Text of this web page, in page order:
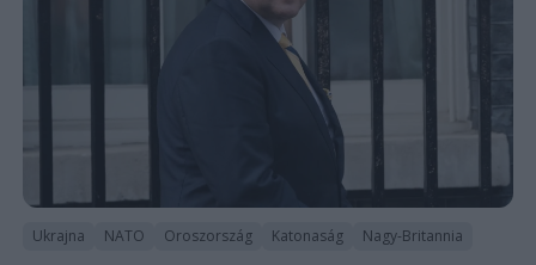
Ukrajna NATO Oroszország Katonaság Nagy-Britannia